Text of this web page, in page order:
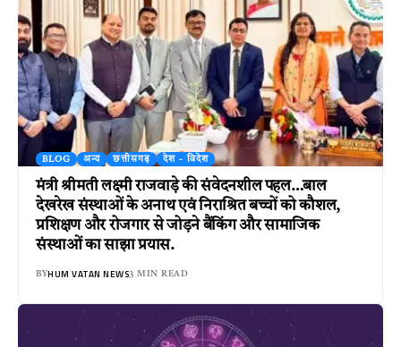
BLOG अन्य छत्तीसगढ़ देश - विदेश
मंत्री श्रीमती लक्ष्मी राजवाड़े की संवेदनशील पहल…बाल
देखरेख संस्थाओं के अनाथ एवं निराश्रित बच्चों को कौशल,
प्रशिक्षण और रोजगार से जोड़ने बैंकिंग और सामाजिक
संस्थाओं का साझा प्रयास.
BYHUM VATAN NEWS3 MIN READ